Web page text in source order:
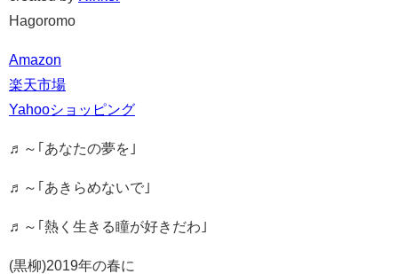
Hagoromo
Amazon
楽天市場
Yahooショッピング
♬～｢あなたの夢を｣
♬～｢あきらめないで｣
♬～｢熱く生きる瞳が好きだわ｣
(黒柳)2019年の春に